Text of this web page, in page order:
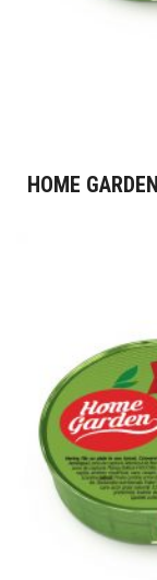
HOME